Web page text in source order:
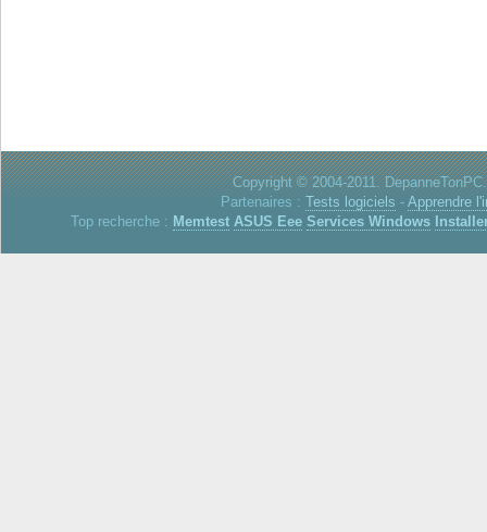
Copyright © 2004-2011.
Partenaires : Tests logiciels - Apprendre
Top recherche : Memtest ASUS Eee Services Windows